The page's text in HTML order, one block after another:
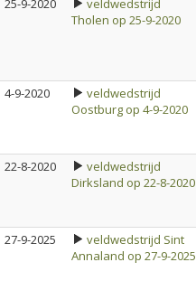
25-9-2020
veldwedstrijd
Tholen op 25-9-2020
4-9-2020
veldwedstrijd
Oostburg op 4-9-2020
22-8-2020
veldwedstrijd
Dirksland op 22-8-2020
27-9-2025
veldwedstrijd Sint
Annaland op 27-9-2025